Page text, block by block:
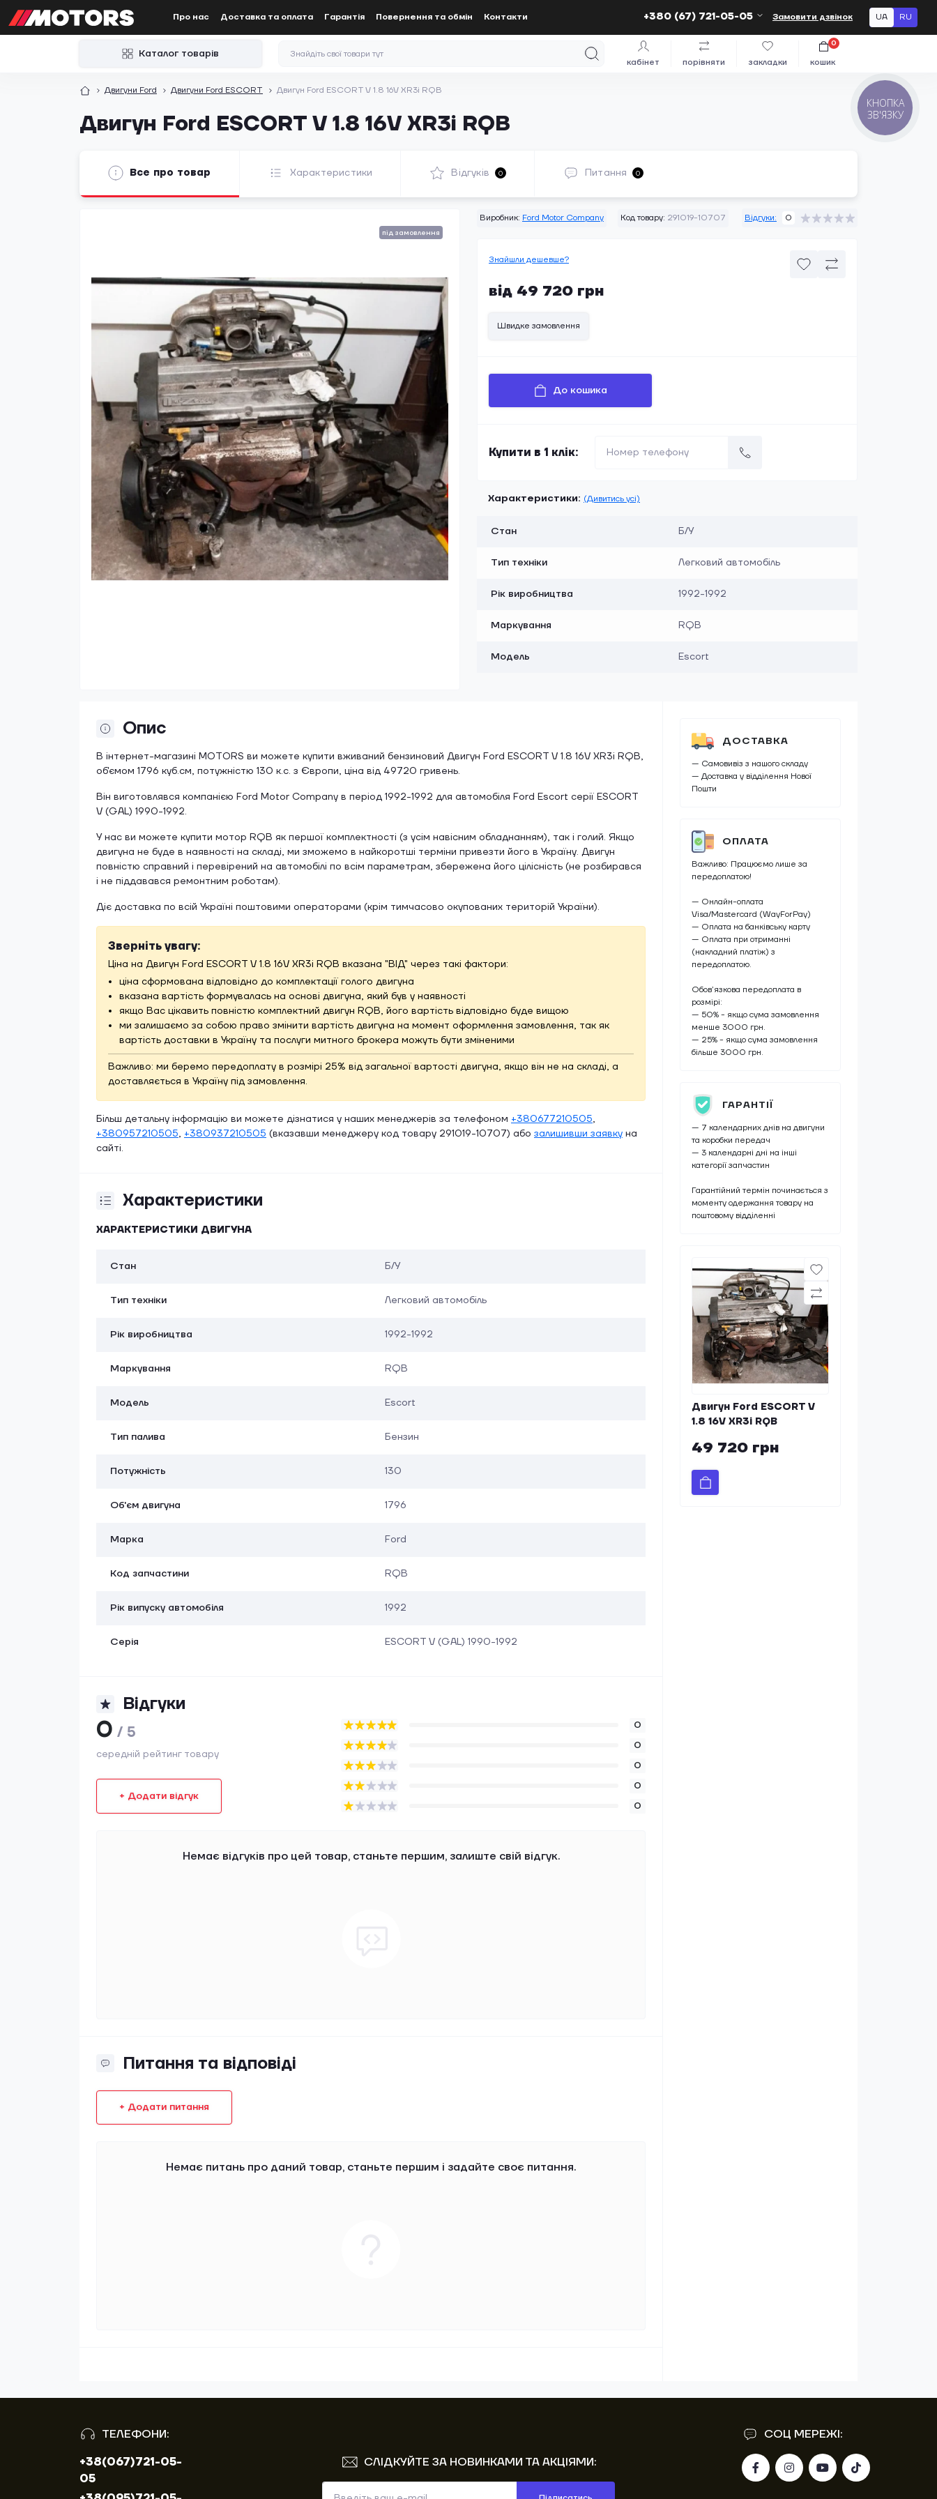
Про нас Доставка та оплата Гарантія Повернення та обмін Контакти +380 (67) 721-05-05 Замовити дзвінок UA RU
Каталог товарів
кабінет порівняти закладки кошик
0
Двигуни Ford Двигуни Ford ESCORT Двигун Ford ESCORT V 1.8 16V XR3i RQB
Двигун Ford ESCORT V 1.8 16V XR3i RQB
Все про товар Характеристики Відгуків 0 Питання 0
під замовлення
Виробник: Ford Motor Company Код товару: 291019-10707 Відгуки: 0
Знайшли дешевше?
від 49 720 грн
Швидке замовлення
До кошика
Купити в 1 клік:
Характеристики: (Дивитись усі)
Стан Б/У
Тип техніки Легковий автомобіль
Рік виробництва 1992-1992
Маркування RQB
Модель Escort
Опис
В інтернет-магазині MOTORS ви можете купити вживаний бензиновий Двигун Ford ESCORT V 1.8 16V XR3i RQB,
об'ємом 1796 куб.см, потужністю 130 к.с. з Європи, ціна від 49720 гривень.
Він виготовлявся компанією Ford Motor Company в період 1992-1992 для автомобіля Ford Escort серії ESCORT
V (GAL) 1990-1992.
У нас ви можете купити мотор RQB як першої комплектності (з усім навісним обладнанням), так і голий. Якщо
двигуна не буде в наявності на складі, ми зможемо в найкоротші терміни привезти його в Україну. Двигун
повністю справний і перевірений на автомобілі по всім параметрам, збережена його цілісність (не розбирався
і не піддавався ремонтним роботам).
Діє доставка по всій Україні поштовими операторами (крім тимчасово окупованих територій України).
Зверніть увагу:
Ціна на Двигун Ford ESCORT V 1.8 16V XR3i RQB вказана "ВІД" через такі фактори:
ціна сформована відповідно до комплектації голого двигуна
вказана вартість формувалась на основі двигуна, який був у наявності
якщо Вас цікавить повністю комплектний двигун RQB, його вартість відповідно буде вищою
ми залишаємо за собою право змінити вартість двигуна на момент оформлення замовлення, так як
вартість доставки в Україну та послуги митного брокера можуть бути зміненими
Важливо: ми беремо передоплату в розмірі 25% від загальної вартості двигуна, якщо він не на складі, а
доставляється в Україну під замовлення.
Більш детальну інформацію ви можете дізнатися у наших менеджерів за телефоном +380677210505,
+380957210505, +380937210505 (вказавши менеджеру код товару 291019-10707) або залишивши заявку на
сайті.
Характеристики
ХАРАКТЕРИСТИКИ ДВИГУНА
Стан Б/У
Тип техніки Легковий автомобіль
Рік виробництва 1992-1992
Маркування RQB
Модель Escort
Тип палива Бензин
Потужність 130
Об'єм двигуна 1796
Марка Ford
Код запчастини RQB
Рік випуску автомобіля 1992
Серія ESCORT V (GAL) 1990-1992
Відгуки
0 / 5
середній рейтинг товару
+ Додати відгук
0
0
0
0
0
Немає відгуків про цей товар, станьте першим, залиште свій відгук.
Питання та відповіді
+ Додати питання
Немає питань про даний товар, станьте першим і задайте своє питання.
ДОСТАВКА
— Самовивіз з нашого складу
— Доставка у відділення Нової
Пошти
ОПЛАТА
Важливо: Працюємо лише за
передоплатою!
— Онлайн-оплата
Visa/Mastercard (WayForPay)
— Оплата на банківську карту
— Оплата при отриманні
(накладний платіж) з
передоплатою.
Обов’язкова передоплата в
розмірі:
— 50% - якщо сума замовлення
менше 3000 грн.
— 25% - якщо сума замовлення
більше 3000 грн.
ГАРАНТІЇ
— 7 календарних днів на двигуни
та коробки передач
— 3 календарні дні на інші
категорії запчастин
Гарантійний термін починається з
моменту одержання товару на
поштовому відділенні
Двигун Ford ESCORT V
1.8 16V XR3i RQB
49 720 грн
ТЕЛЕФОНИ:
+38(067)721-05-
05
СОЦ МЕРЕЖІ:
СЛІДКУЙТЕ ЗА НОВИНКАМИ ТА АКЦІЯМИ:
КНОПКА
ЗВ'ЯЗКУ